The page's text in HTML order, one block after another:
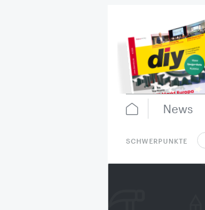
News
SCHWERPUNKTE